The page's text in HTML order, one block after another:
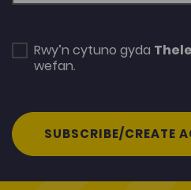
Rwy’n cytuno gyda
wefan.
SUBSCRIBE/CREATE